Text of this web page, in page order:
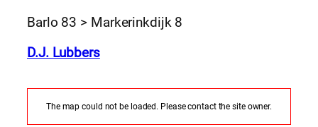
Barlo 83 > Markerinkdijk 8
D.J. Lubbers
The map could not be loaded. Please contact the site owner.